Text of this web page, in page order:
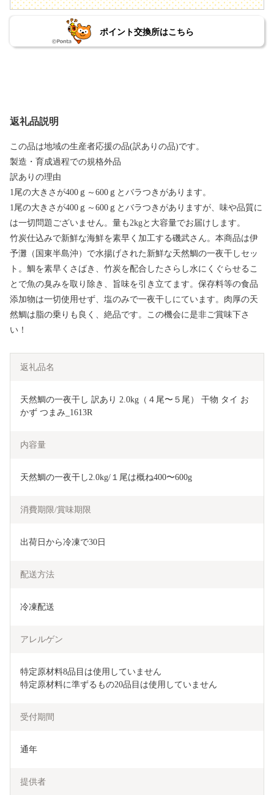
ポイント交換所はこちら
返礼品説明
この品は地域の生産者応援の品(訳ありの品)です。
製造・育成過程での規格外品
訳ありの理由
1尾の大きさが400ｇ～600ｇとバラつきがあります。
1尾の大きさが400ｇ～600ｇとバラつきがありますが、味や品質に
は一切問題ございません。量も2kgと大容量でお届けします。
竹炭仕込みで新鮮な海鮮を素早く加工する磯武さん。本商品は伊
予灘（国東半島沖）で水揚げされた新鮮な天然鯛の一夜干しセッ
ト。鯛を素早くさばき、竹炭を配合したさらし水にくぐらせるこ
とで魚の臭みを取り除き、旨味を引き立てます。保存料等の食品
添加物は一切使用せず、塩のみで一夜干しにています。肉厚の天
然鯛は脂の乗りも良く、絶品です。この機会に是非ご賞味下さ
い！
返礼品名
天然鯛の一夜干し 訳あり 2.0kg（４尾〜５尾） 干物 タイ お
かず つまみ_1613R
内容量
天然鯛の一夜干し2.0kg/１尾は概ね400〜600g
消費期限/賞味期限
出荷日から冷凍で30日
配送方法
冷凍配送
アレルゲン
特定原材料8品目は使用していません
特定原材料に準ずるもの20品目は使用していません
受付期間
通年
提供者